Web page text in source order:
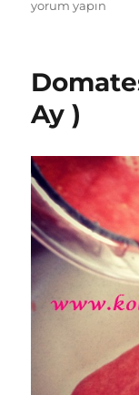
yorum yapın
Ay )